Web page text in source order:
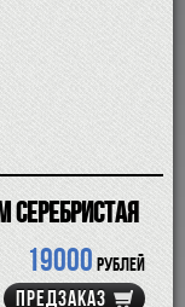
19000 рублей
ПРЕДЗАКАЗ